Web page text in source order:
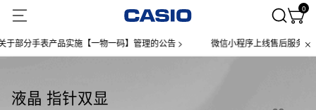
0
手表产品实施【一物一码】管理的公告 > 微信小程序上线售后服务公告 >
液晶 指针双显